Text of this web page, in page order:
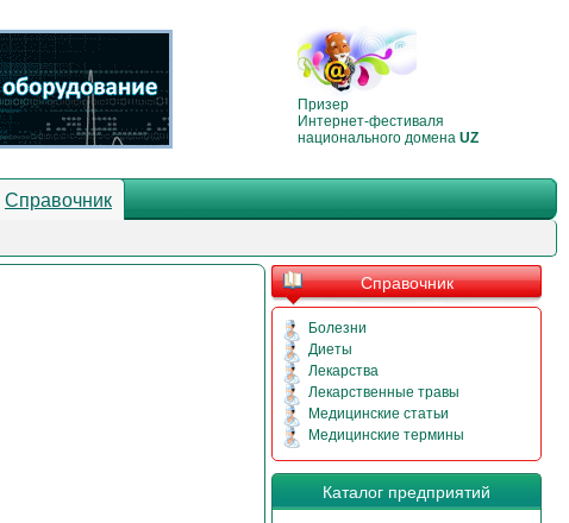
Призер
Интернет-фестиваля
национального домена UZ
Справочник
Справочник
Болезни
Диеты
Лекарства
Лекарственные травы
Медицинские статьи
Медицинские термины
Каталог предприятий